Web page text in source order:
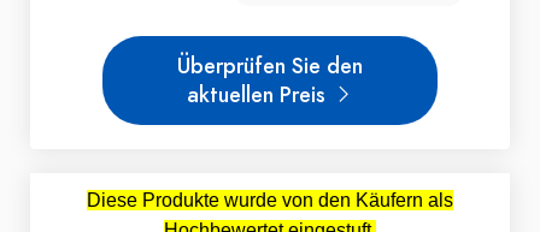
Überprüfen Sie den
aktuellen Preis
Diese Produkte wurde von den Käufern als